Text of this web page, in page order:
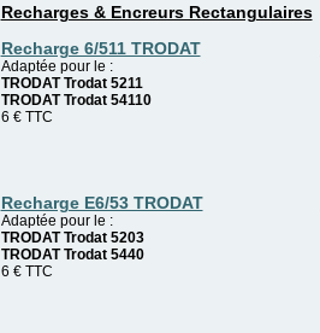
Recharges & Encreurs Rectangulaires
Recharge 6/511 TRODAT
Adaptée pour le :
TRODAT Trodat 5211
TRODAT Trodat 54110
6 € TTC
Recharge E6/53 TRODAT
Adaptée pour le :
TRODAT Trodat 5203
TRODAT Trodat 5440
6 € TTC